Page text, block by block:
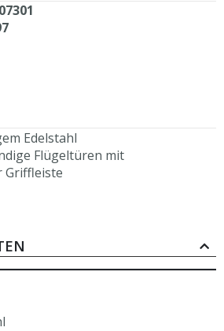
Edelstahl
Flügeltüren mit
Griffleiste
Einlegeboden
Produktion